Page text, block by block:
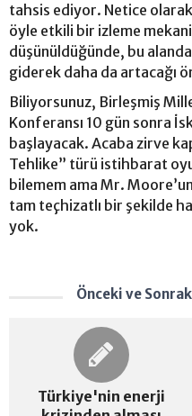
tahsis ediyor. Netice
öyle etkili bir izleme
düşünüldüğünde, bu
giderek daha da artacağı
Biliyorsunuz, Birleşmiş
Konferansı 10 gün sonra
başlayacak. Acaba zirve
Tehlike” türü istihbarat
bilemem ama Mr.
tam teçhizatlı bir şekilde
yok.
Önceki ve
Türkiye'nin enerji